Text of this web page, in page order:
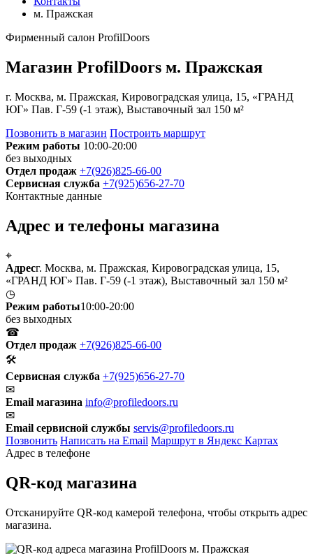
м. Пражская
Фирменный салон ProfilDoors
Магазин ProfilDoors м. Пражская
г. Москва, м. Пражская, Кировоградская улица, 15, «ГРАНД
ЮГ» Пав. Г-59 (-1 этаж), Выставочный зал 150 м²
Позвонить в магазин Построить маршрут
Режим работы 10:00-20:00
без выходных
Отдел продаж +7(926)825-66-00
Сервисная служба +7(925)656-27-70
Контактные данные
Адрес и телефоны магазина
⌖
Адресг. Москва, м. Пражская, Кировоградская улица, 15,
«ГРАНД ЮГ» Пав. Г-59 (-1 этаж), Выставочный зал 150 м²
◷
Режим работы10:00-20:00
без выходных
☎
Отдел продаж +7(926)825-66-00
🛠
Сервисная служба +7(925)656-27-70
✉
Email магазина info@profiledoors.ru
✉
Email сервисной службы servis@profiledoors.ru
Позвонить Написать на Email Маршрут в Яндекс Картах
Адрес в телефоне
QR-код магазина
Отсканируйте QR-код камерой телефона, чтобы открыть адрес
магазина.